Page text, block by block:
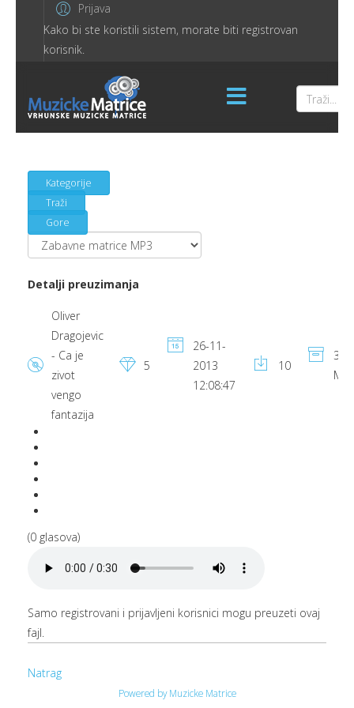
Prijava
Kako bi ste koristili sistem, morate biti registrovan
korisnik.
Kategorije
Traži
Gore
Detalji preuzimanja
Oliver
Dragojevic
- Ca je
zivot
vengo
fantazija
5
26-11-
2013
12:08:47
10
3.55
MB
(0 glasova)
Samo registrovani i prijavljeni korisnici mogu preuzeti ovaj
fajl.
Natrag
Powered by Muzicke Matrice